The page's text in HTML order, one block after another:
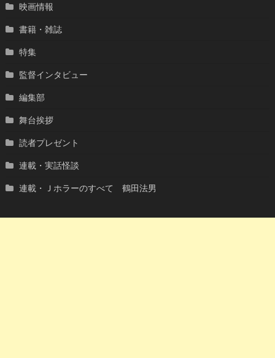
映画情報
書籍・雑誌
特集
監督インタビュー
編集部
舞台挨拶
読者プレゼント
連載・実話怪談
連載・Ｊホラーのすべて 鶴田法男